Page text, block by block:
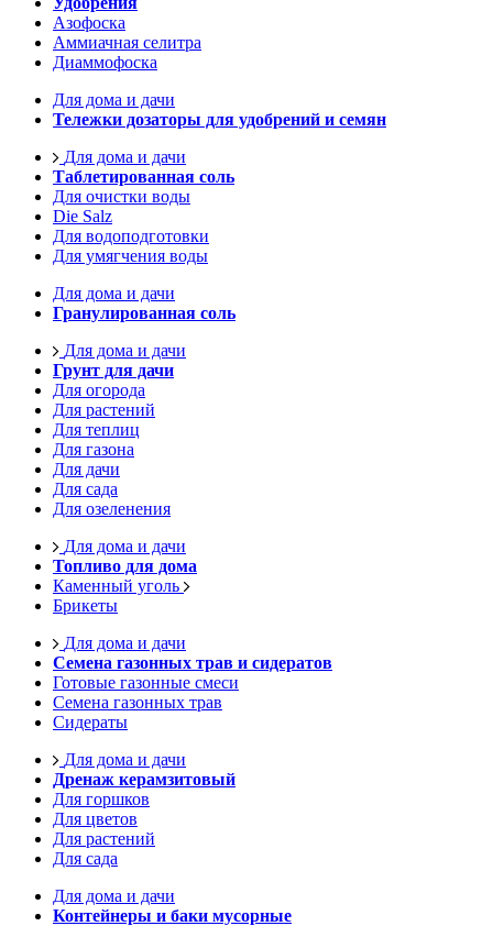
Азофоска
Аммиачная селитра
Диаммофоска
Для дома и дачи
Тележки дозаторы для удобрений и семян
Для дома и дачи
Таблетированная соль
Для очистки воды
Die Salz
Для водоподготовки
Для умягчения воды
Для дома и дачи
Гранулированная соль
Для дома и дачи
Грунт для дачи
Для огорода
Для растений
Для теплиц
Для газона
Для дачи
Для сада
Для озеленения
Для дома и дачи
Топливо для дома
Каменный уголь
Брикеты
Для дома и дачи
Семена газонных трав и сидератов
Готовые газонные смеси
Семена газонных трав
Сидераты
Для дома и дачи
Дренаж керамзитовый
Для горшков
Для цветов
Для растений
Для сада
Для дома и дачи
Контейнеры и баки мусорные